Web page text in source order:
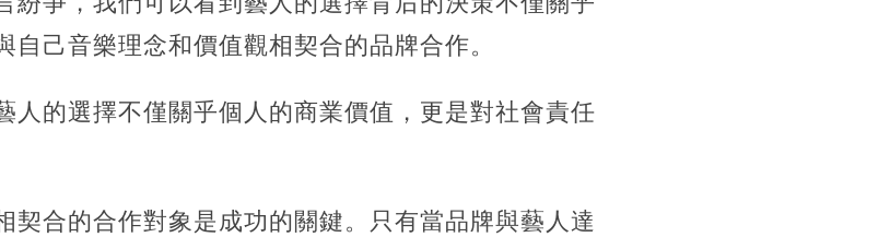
己音樂理念和價值觀相契合的品牌合作。
人的選擇不僅關乎個人的商業價值，更是對社會責任
契合的合作對象是成功的關鍵。只有當品牌與藝人達